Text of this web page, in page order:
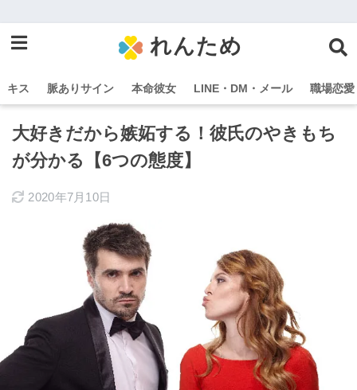
れんため
キス 脈ありサイン 本命彼女 LINE・DM・メール 職場恋愛
大好きだから嫉妬する！彼氏のやきもち
が分かる【6つの態度】
2020年7月10日